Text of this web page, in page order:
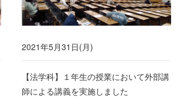
2021年5月31日(月)
【法学科】１年生の授業において外部講
師による講義を実施しました